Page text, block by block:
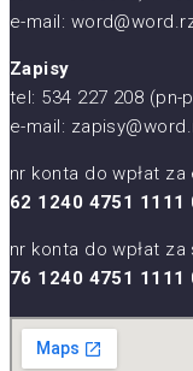
e-mail:
Zapisy
tel: 534 227 208 (pn-
e-mail:
nr konta do wpłat za
62 1240 4751 1111
nr konta do wpłat
76 1240 4751 1111